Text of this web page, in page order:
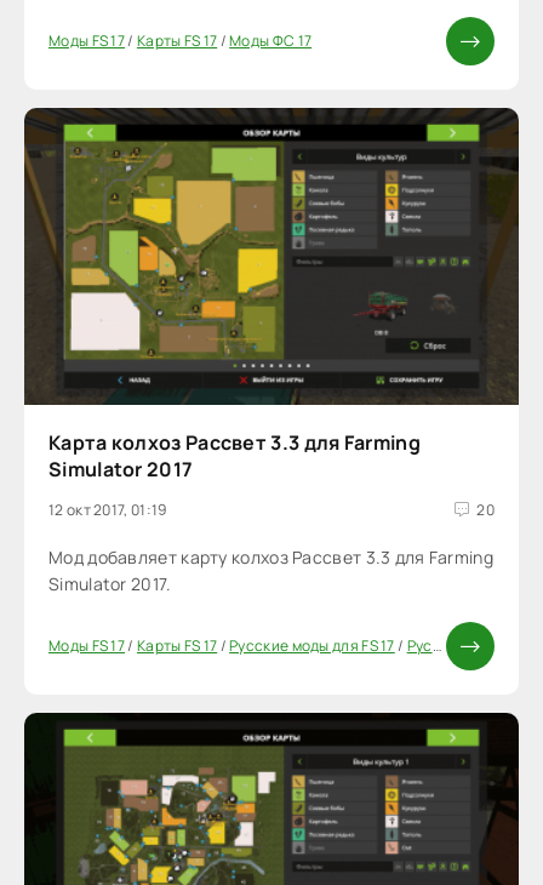
Моды FS 17/ Карты FS 17/Моды ФС 17
Карта колхоз Рассвет 3.3 для Farming
Simulator 2017
12 окт 2017, 01:19 20
Мод добавляет карту колхоз Рассвет 3.3 для Farming
Simulator 2017.
Моды FS 17/ Карты FS 17/Русские моды для FS 17/ Русские карты для FS 17